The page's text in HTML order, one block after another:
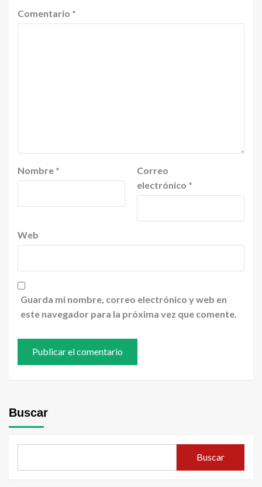
Comentario *
Nombre *
Correo
electrónico *
Web
Guarda mi nombre, correo electrónico y web en
este navegador para la próxima vez que comente.
Buscar
Buscar